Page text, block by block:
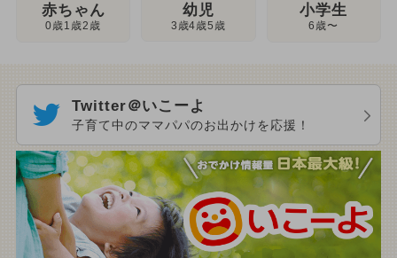
赤ちゃん
0歳1歳2歳
幼児
3歳4歳5歳
小学生
6歳〜
Twitter＠いこーよ
子育て中のママパパのお出かけを応援！